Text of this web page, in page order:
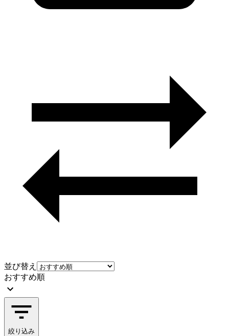
並び替え
おすすめ順
絞り込み